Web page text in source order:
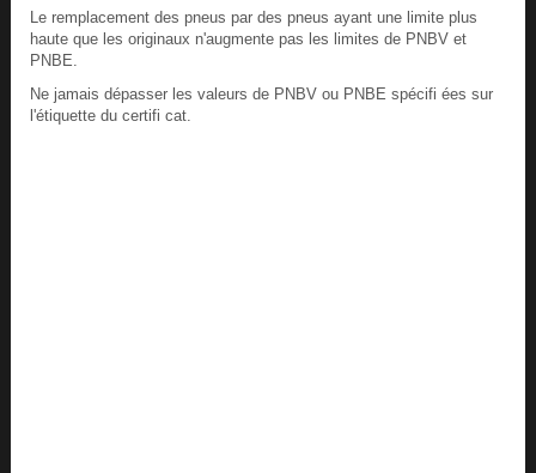
Le remplacement des pneus par des pneus ayant une limite plus
haute que les originaux n'augmente pas les limites de PNBV et
PNBE.
Ne jamais dépasser les valeurs de PNBV ou PNBE spécifi ées sur
l'étiquette du certifi cat.